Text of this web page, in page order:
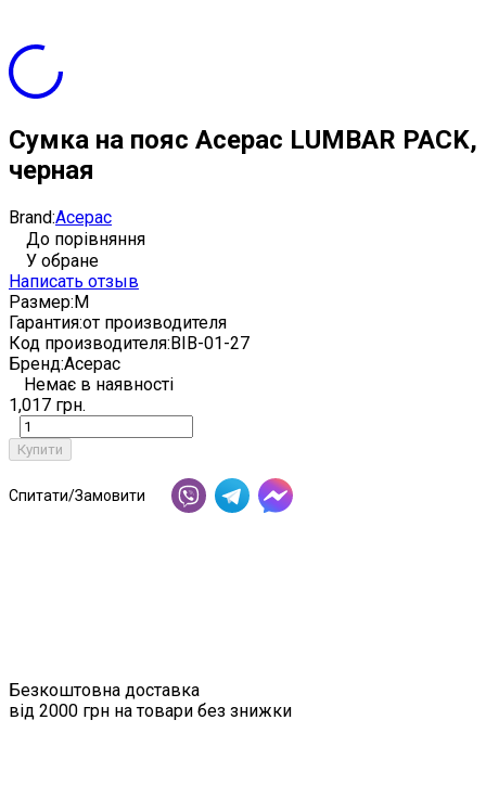
Сумка на пояс Acepac LUMBAR PACK,
черная
Brand:Aceрac
До порівняння
У обране
Написать отзыв
Размер:M
Гарантия:от производителя
Код производителя:BIB-01-27
Бренд:Aceрac
Немає в наявності
1,017 грн.
Купити
Спитати/Замовити
Безкоштовна доставка
від 2000 грн на товари без знижки